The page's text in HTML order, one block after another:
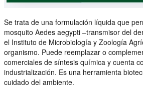
Se trata de una formulación líquida que
mosquito Aedes aegypti –transmisor del
el Instituto de Microbiología y Zoología
organismo. Puede reemplazar o
comerciales de síntesis química y cuenta
industrialización. Es una herramienta
cuidado del ambiente.